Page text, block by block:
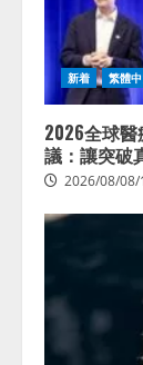
新着 繁體
2026全球
議：讓突破
2026/08/08/